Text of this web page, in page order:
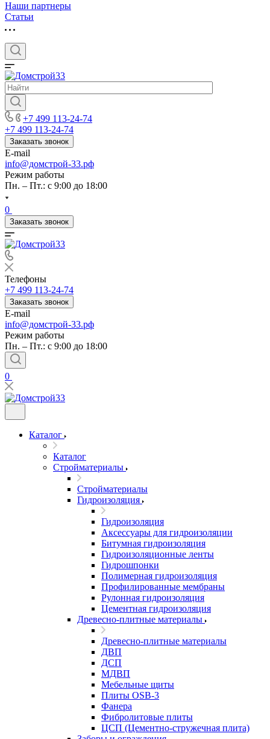
Наши партнеры
Статьи
+7 499 113-24-74
+7 499 113-24-74
Заказать звонок
E-mail
info@домстрой-33.рф
Режим работы
Пн. – Пт.: с 9:00 до 18:00
0
Заказать звонок
Телефоны
+7 499 113-24-74
Заказать звонок
E-mail
info@домстрой-33.рф
Режим работы
Пн. – Пт.: с 9:00 до 18:00
0
Каталог
Каталог
Стройматериалы
Стройматериалы
Гидроизоляция
Гидроизоляция
Аксессуары для гидроизоляции
Битумная гидроизоляция
Гидроизоляционные ленты
Гидрошпонки
Полимерная гидроизоляция
Профилированные мембраны
Рулонная гидроизоляция
Цементная гидроизоляция
Древесно-плитные материалы
Древесно-плитные материалы
ДВП
ДСП
МДВП
Мебельные щиты
Плиты OSB-3
Фанера
Фибролитовые плиты
ЦСП (Цементно-стружечная плита)